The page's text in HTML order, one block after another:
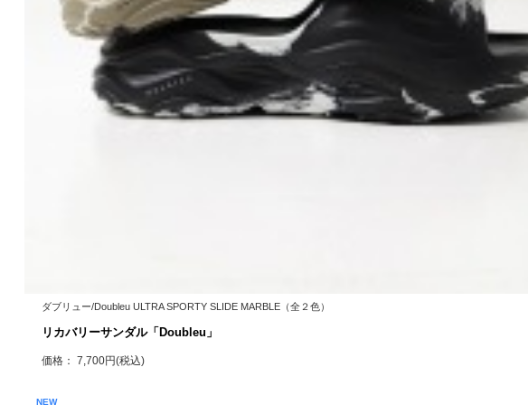
ダブリュー/Doubleu ULTRA SPORTY SLIDE MARBLE（全２色）
リカバリーサンダル「Doubleu」
価格： 7,700円(税込)
NEW